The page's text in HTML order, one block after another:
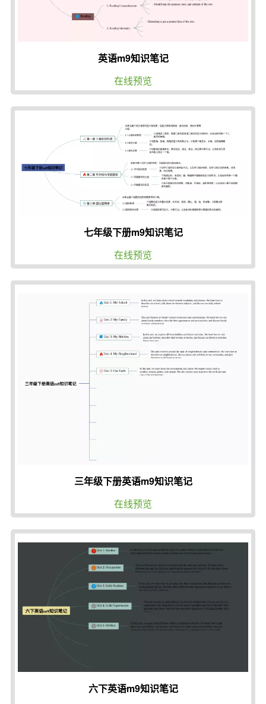
英语m9知识笔记
在线预览
七年级下册m9知识笔记
在线预览
三年级下册英语m9知识笔记
在线预览
六下英语m9知识笔记